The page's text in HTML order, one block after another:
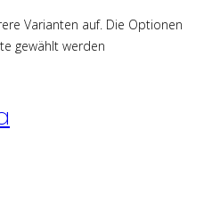
Varianten auf. Die Optionen
gewählt werden